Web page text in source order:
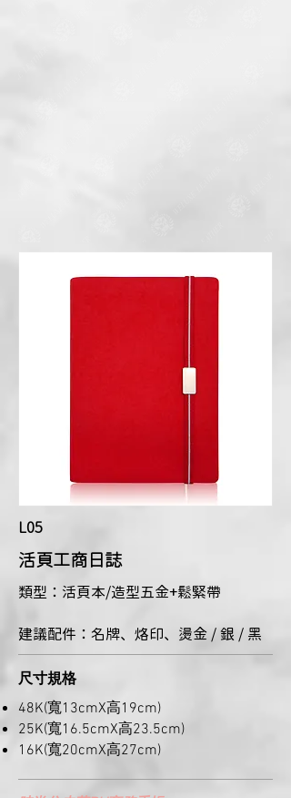
L05
​活頁工商日誌
類型：活頁本/造型五金+鬆緊帶
建議配件：名牌、烙印、燙金 / 銀 / 黑
尺寸規格
48K(寬13cmX高19cm)
25K(寬16.5cmX高23.5cm)
16K(寬20cmX高27cm)